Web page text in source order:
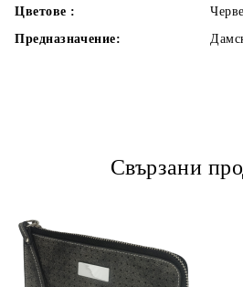
Цветове :
Предназначение:
Свързани